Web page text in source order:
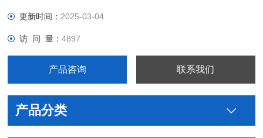
更新时间： 2025-03-04
访 问 量：4897
产品咨询 联系我们
产品分类